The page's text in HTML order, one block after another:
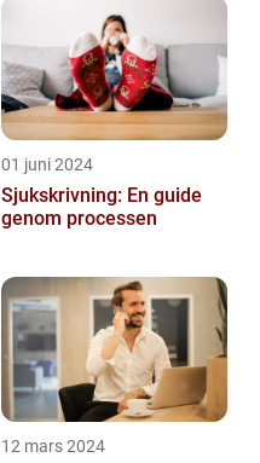
01 juni 2024
Sjukskrivning: En guide
genom processen
12 mars 2024